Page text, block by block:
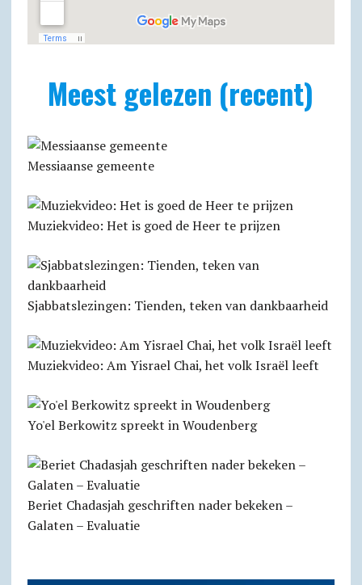
Meest gelezen (recent)
Messiaanse gemeente
Muziekvideo: Het is goed de Heer te prijzen
Sjabbats­lezingen: Tienden, teken van dankbaarheid
Muziekvideo: Am Yisrael Chai, het volk Israël leeft
Yo'el Berkowitz spreekt in Woudenberg
Beriet Chadasjah geschriften nader bekeken –
Galaten – Evaluatie